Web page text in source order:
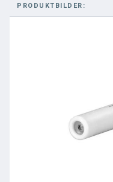
PRODUKTBILDER: